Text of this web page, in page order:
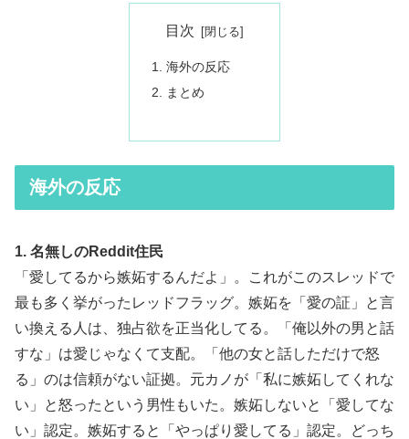
目次
海外の反応
まとめ
海外の反応
1. 名無しのReddit住民
「愛してるから嫉妬するんだよ」。これがこのスレッドで
最も多く挙がったレッドフラッグ。嫉妬を「愛の証」と言
い換える人は、独占欲を正当化してる。「俺以外の男と話
すな」は愛じゃなくて支配。「他の女と話しただけで怒
る」のは信頼がない証拠。元カノが「私に嫉妬してくれな
い」と怒ったという男性もいた。嫉妬しないと「愛してな
い」認定。嫉妬すると「やっぱり愛してる」認定。どっち